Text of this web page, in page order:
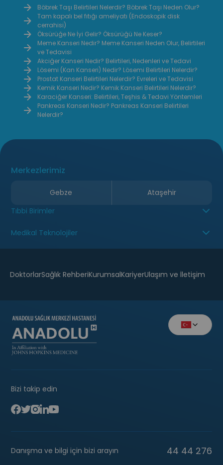
dönemde fark edilmesi, uygun
bakımın uygulanması ve gerekli
durumlarda tıbbi destek alınması
iyileşme sürecini hızlandırabilir.
cilt
Böbrek Taşı Belirtileri Nelerdir? Böbrek Taşı Neden Olur?
Tam kapalı bel fıtığı ameliyatı (Endoskopik disk
cerrahisi)
Öksürüğe Ne İyi Gelir? Öksürüğü Ne Keser?
Meme Kanseri Nedir? Meme Kanseri Neden Olur, Belirtileri
ve Tedavisi
Akciğer Kanseri Nedir? Belirtileri, Nedenleri ve Tedavi
Lösemi (Kan Kanseri) Nedir? Lösemi Belirtileri Nelerdir?
Prostat Kanseri Belirtileri Nelerdir? Evreleri ve Tedavisi
Kemik Kanseri Nedir? Kemik Kanseri Belirtileri Nelerdir?
Karaciğer Kanseri: Belirtileri, Teşhis & Tedavi Yöntemleri
Pankreas Kanseri Nedir? Pankreas Kanseri Belirtileri
Nelerdir?
Merkezlerimiz
Gebze
Ataşehir
Tıbbi Birimler
Medikal Teknolojiler
DoktorlarSağlık RehberiKurumsalKariyerUlaşım ve İletişim
Bizi takip edin
Danışma ve bilgi için bizi arayın 44 44 276